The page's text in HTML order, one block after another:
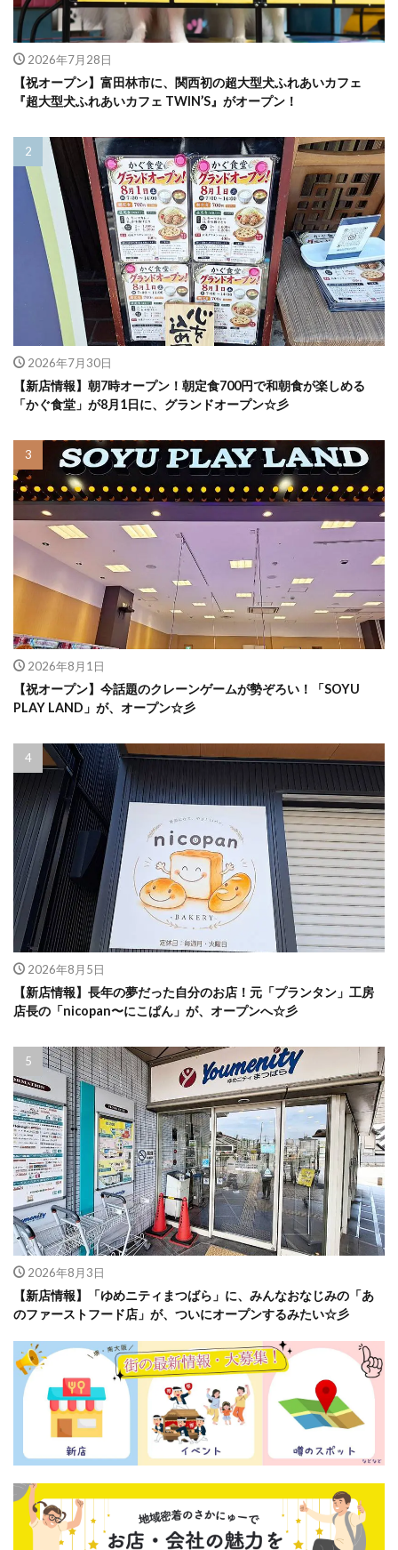
2026年7月28日
【祝オープン】富田林市に、関西初の超大型犬ふれあいカフェ
『超大型犬ふれあいカフェ TWIN’S』がオープン！
2026年7月30日
【新店情報】朝7時オープン！朝定食700円で和朝食が楽しめる
「かぐ食堂」が8月1日に、グランドオープン☆彡
2026年8月1日
【祝オープン】今話題のクレーンゲームが勢ぞろい！「SOYU
PLAY LAND」が、オープン☆彡
2026年8月5日
【新店情報】長年の夢だった自分のお店！元「プランタン」工房
店長の「nicopan〜にこぱん」が、オープンへ☆彡
2026年8月3日
【新店情報】「ゆめニティまつばら」に、みんなおなじみの「あ
のファーストフード店」が、ついにオープンするみたい☆彡